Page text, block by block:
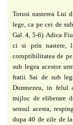
Totusi nasterea Lui
lege, ca pe cei de
Gal. 4, 5-6). Adica
ci si prin nastere,
coruptibilitatea de pe
sub legea acestor
fratii Sai de sub
Dumnezeu, in felul
mijloc de eliberare
sensul acesta,
dupa 40 dezile de